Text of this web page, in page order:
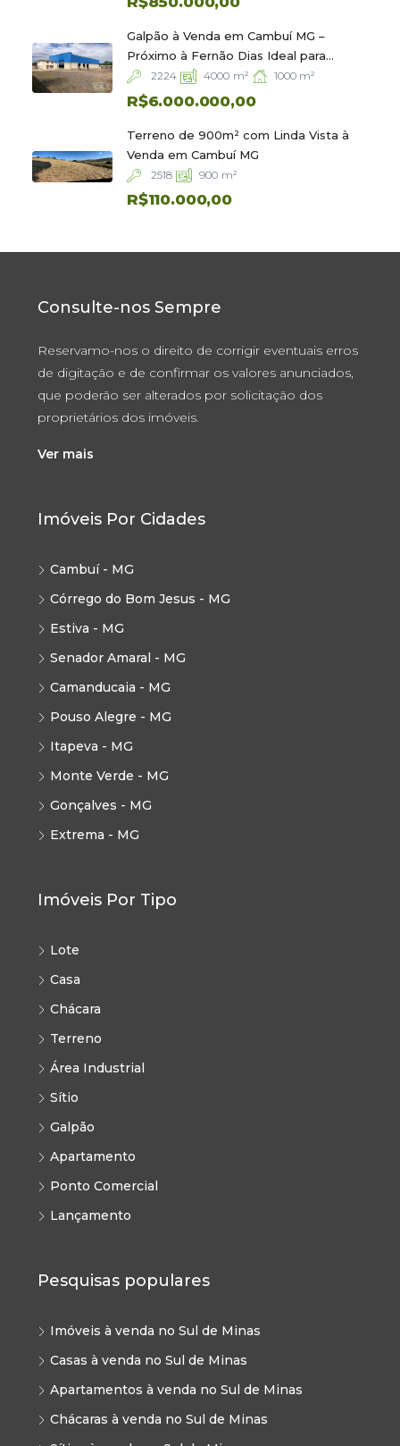
Galpão à Venda em Cambuí MG –
Próximo à Fernão Dias Ideal para
Logística e Indústria
2224 4000 m² 1000 m²
R$6.000.000,00
Terreno de 900m² com Linda Vista à
Venda em Cambuí MG
2518 900 m²
R$110.000,00
Consulte-nos Sempre
Reservamo-nos o direito de corrigir eventuais erros
de digitação e de confirmar os valores anunciados,
que poderão ser alterados por solicitação dos
proprietários dos imóveis.
Ver mais
Imóveis Por Cidades
Cambuí - MG
Córrego do Bom Jesus - MG
Estiva - MG
Senador Amaral - MG
Camanducaia - MG
Pouso Alegre - MG
Itapeva - MG
Monte Verde - MG
Gonçalves - MG
Extrema - MG
Imóveis Por Tipo
Lote
Casa
Chácara
Terreno
Área Industrial
Sítio
Galpão
Apartamento
Ponto Comercial
Lançamento
Pesquisas populares
Imóveis à venda no Sul de Minas
Casas à venda no Sul de Minas
Apartamentos à venda no Sul de Minas
Chácaras à venda no Sul de Minas